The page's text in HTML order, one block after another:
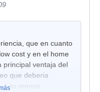
que en cuanto
cost y en el home
principal ventaja del
que deberia
menos